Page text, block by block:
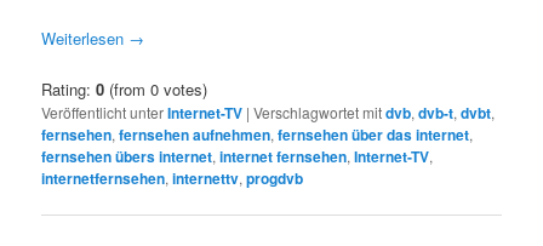
Weiterlesen →
Rating:0 (from 0 votes)
Veröffentlicht unterInternet-TV |Verschlagwortet mitdvb,dvb-t,dvbt,
fernsehen,fernsehen aufnehmen,fernsehen über das internet,
fernsehen übers internet,internet fernsehen,Internet-TV,
internetfernsehen,internettv,progdvb